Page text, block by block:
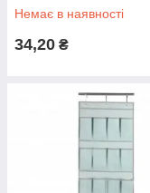
Немає в наявності
34,20 ₴